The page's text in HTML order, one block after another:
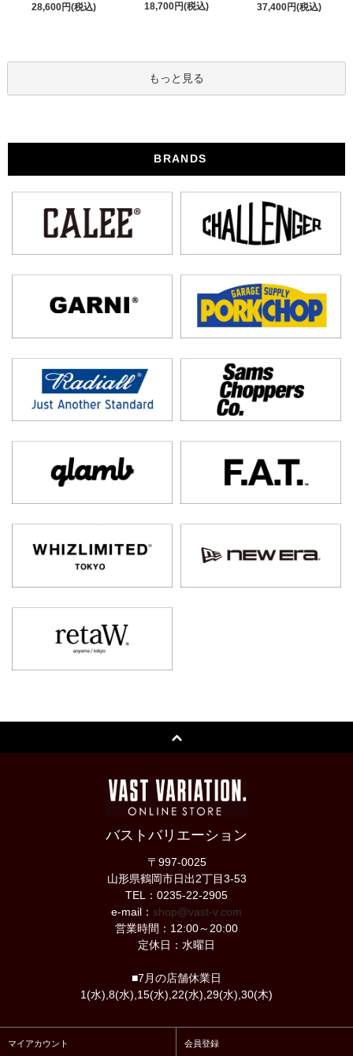
28,600円(税込)
18,700円(税込)
37,400円(税込)
もっと見る
BRANDS
バストバリエーション
〒997-0025
山形県鶴岡市日出2丁目3-53
TEL：0235-22-2905
e-mail： shop@vast-v.com
営業時間：12:00～20:00
定休日：水曜日
■7月の店舗休業日
1(水),8(水),15(水),22(水),29(水),30(木)
マイアカウント 会員登録